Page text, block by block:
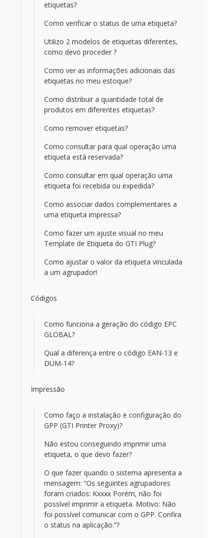
etiquetas?
Como verificar o status de uma etiqueta?
Utilizo 2 modelos de etiquetas diferentes,
como devo proceder ?
Como ver as informações adicionais das
etiquetas no meu estoque?
Como distribuir a quantidade total de
produtos em diferentes etiquetas?
Como remover etiquetas?
Como consultar para qual operação uma
etiqueta está reservada?
Como consultar em qual operação uma
etiqueta foi recebida ou expedida?
Como associar dados complementares a
uma etiqueta impressa?
Como fazer um ajuste visual no meu
Template de Etiqueta do GTI Plug?
Como ajustar o valor da etiqueta vinculada
a um agrupador!
Códigos
Como funciona a geração do código EPC
GLOBAL?
Qual a diferença entre o código EAN-13 e
DUM-14?
Impressão
Como faço a instalação e configuração do
GPP (GTI Printer Proxy)?
Não estou conseguindo imprimir uma
etiqueta, o que devo fazer?
O que fazer quando o sistema apresenta a
mensagem: “Os seguintes agrupadores
foram criados: Kxxxx Porém, não foi
possível imprimir a etiqueta. Motivo: Não
foi possível comunicar com o GPP. Confira
o status na aplicação.”?